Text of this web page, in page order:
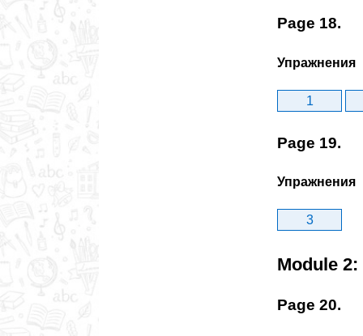
Page 18.
Упражнения
1
Page 19.
Упражнения
3
Module
Page 20.